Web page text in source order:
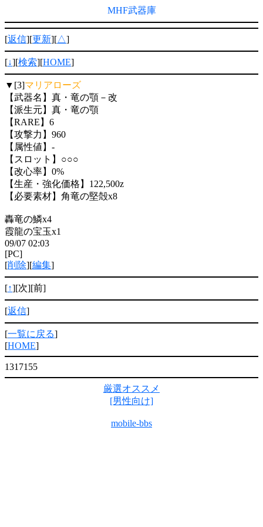
MHF武器庫
[返信][更新][△]
[↓][検索][HOME]
▼[3]マリアローズ
【武器名】真・竜の顎－改
【派生元】真・竜の顎
【RARE】6
【攻撃力】960
【属性値】-
【スロット】○○○
【改心率】0%
【生産・強化価格】122,500z
【必要素材】角竜の堅殻x8
轟竜の鱗x4
霞龍の宝玉x1
09/07 02:03
[PC]
[削除][編集]
[↑][次][前]
[返信]
[一覧に戻る]
[HOME]
1317155
厳選オススメ
[男性向け]
mobile-bbs